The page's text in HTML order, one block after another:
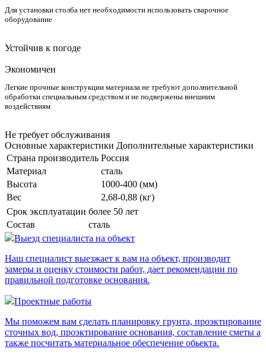
Для установки столба нет необходимости использовать сварочное
оборудование
Устойчив к погоде
Экономичен
Легкие прочные конструкции материала не требуют дополнительной
обработки специальным средством и не подвержены внешним
воздействиям
Не требует обслуживания
Основные характеристики Дополнительные характеристики
Страна производитель Россия
Материал
сталь
Высота
1000-400 (мм)
Вес
2,68-0,88 (кг)
Срок эксплуатации более 50 лет
Состав
сталь
Выезд специалиста на объект
Наш специалист выезжает к вам на объект, производит
замеры и оценку стоимости работ, дает рекомендации по
правильной подготовке основания.
Проектные работы
Мы поможем вам сделать планировку грунта, проэктирование
сточных вод, проэктирование основания, составление сметы а
также посчитать материальное обеспечение обьекта.